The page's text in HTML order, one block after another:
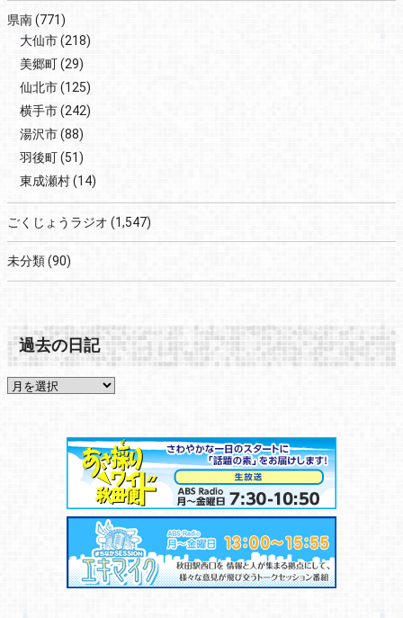
県南(771)
大仙市(218)
美郷町(29)
仙北市(125)
横手市(242)
湯沢市(88)
羽後町(51)
東成瀬村(14)
ごくじょうラジオ (1,547)
未分類(90)
過去の日記